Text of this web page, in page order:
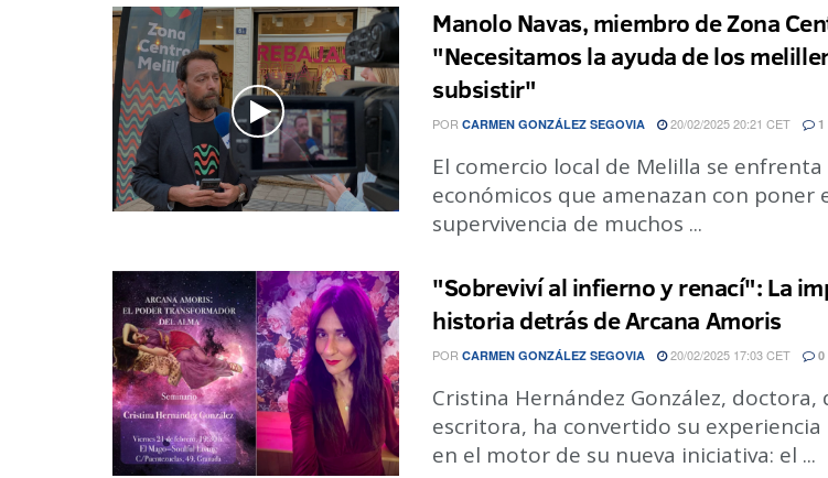
Manolo Navas, miembro de Zona
"Necesitamos la ayuda de los
subsistir"
POR CARMEN GONZÁLEZ SEGOVIA 20/02/2025 20:21 CET 1
El comercio local de Melilla se enfrenta
económicos que amenazan con poner
supervivencia de muchos ...
"Sobreviví al infierno y renací": La
historia detrás de Arcana Amoris
POR CARMEN GONZÁLEZ SEGOVIA 20/02/2025 17:03 CET 0
Cristina Hernández González, doctora,
escritora, ha convertido su experiencia
en el motor de su nueva iniciativa: el ...